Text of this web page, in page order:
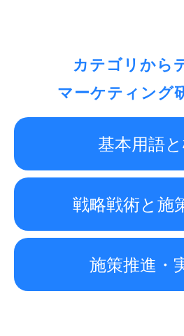
カテゴリから
マーケティング
基本用語
戦略戦術と施
施策推進・